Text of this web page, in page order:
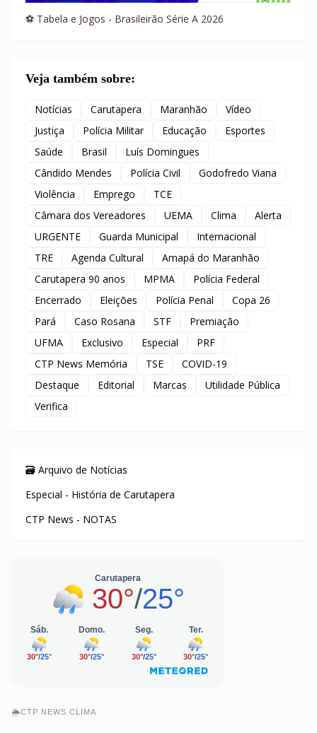
⚽ Tabela e Jogos - Brasileirão Série A 2026
Veja também sobre:
Notícias Carutapera Maranhão
Vídeo
Justiça
Polícia Militar Educação
Esportes
Saúde
Brasil
Luís Domingues
Cândido Mendes
Polícia Civil
Godofredo Viana
Violência
Emprego
TCE
Câmara dos Vereadores
UEMA Clima
Alerta
URGENTE
Guarda Municipal
Internacional
TRE
Agenda Cultural
Amapá do Maranhão
Carutapera 90 anos
MPMA
Polícia Federal
Encerrado
Eleições Polícia Penal
Copa 26
Pará
Caso Rosana STF
Premiação
UFMA
Exclusivo Especial
PRF
CTP News Memória
TSE
COVID-19
Destaque
Editorial Marcas
Utilidade Pública
Verifica
🗃️ Arquivo de Notícias
Especial - História de Carutapera
CTP News - NOTAS
🌦️CTP NEWS CLIMA